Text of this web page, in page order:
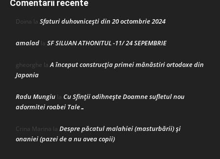
Comentarii recente
Doina la Sfaturi duhovnicești din 20 octombrie 2024
amalad la SF SILUAN ATHONITUL -11/ 24 SEPEMBRIE
gheorghe laA început construcţia primei mănăstiri ortodoxe din
Japonia
Radu Mungiu la Cu Sfinții odihnește Doamne sufletul nou
adormitei roabei Tale…
Crina Marina la Despre păcatul malahiei (masturbării) şi
onaniei (pazei de a nu avea copii)